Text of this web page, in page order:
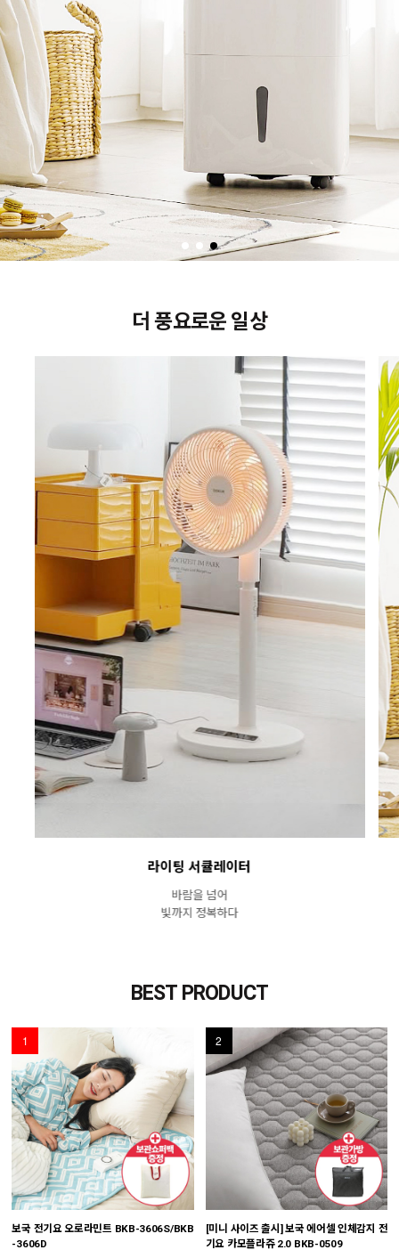
더 풍요로운 일상
라이팅 서큘레이터
바람을 넘어
빛까지 정복하다
BEST PRODUCT
1
보국 전기요 오로라민트 BKB-3606S/BKB
-3606D
2
[미니 사이즈 출시] 보국 에어셀 인체감지 전
기요 카모플라쥬 2.0 BKB-0509